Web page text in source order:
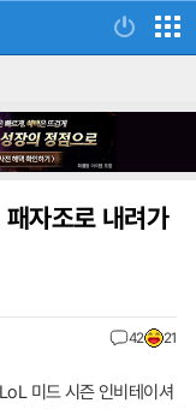
자조로 내려가
42 21
미드 시즌 인비테이셔